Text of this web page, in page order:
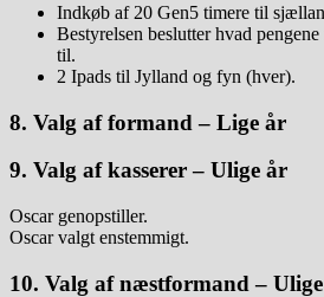
Indkøb af 20 Gen5 timere til
Bestyrelsen beslutter hvad
til.
2 Ipads til Jylland og fyn (hver).
8. Valg af formand – Lige år
9. Valg af kasserer – Ulige år
Oscar genopstiller.
Oscar valgt enstemmigt.
10. Valg af næstformand –